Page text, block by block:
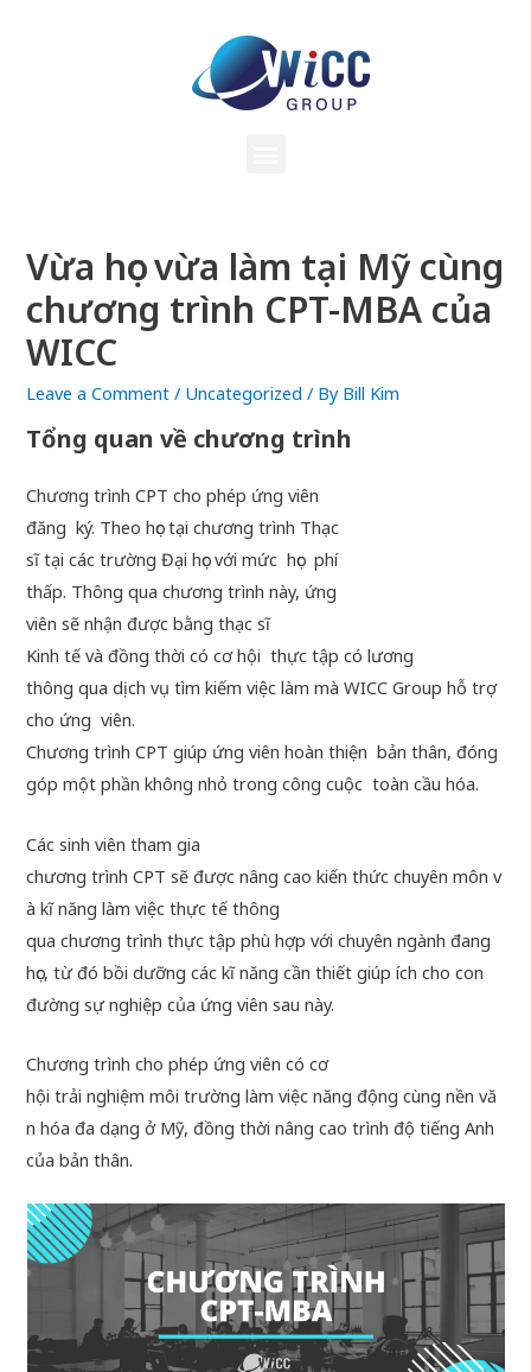
Vừa học vừa làm tại Mỹ cùng
chương trình CPT-MBA của
WICC
Leave a Comment / Uncategorized / By Bill Kim
Tổng quan về chương trình
Chương trình CPT cho phép ứng viên
đăng ký. Theo học tại chương trình Thạc
sĩ tại các trường Đại học với mức học phí
thấp. Thông qua chương trình này, ứng
viên sẽ nhận được bằng thạc sĩ
Kinh tế và đồng thời có cơ hội thực tập có lương
thông qua dịch vụ tìm kiếm việc làm mà WICC Group hỗ trợ
cho ứng viên.
Chương trình CPT giúp ứng viên hoàn thiện bản thân, đóng
góp một phần không nhỏ trong công cuộc toàn cầu hóa.
Các sinh viên tham gia
chương trình CPT sẽ được nâng cao kiến thức chuyên môn v
à kĩ năng làm việc thực tế thông
qua chương trình thực tập phù hợp với chuyên ngành đang
học, từ đó bồi dưỡng các kĩ năng cần thiết giúp ích cho con
đường sự nghiệp của ứng viên sau này.
Chương trình cho phép ứng viên có cơ
hội trải nghiệm môi trường làm việc năng động cùng nền vă
n hóa đa dạng ở Mỹ, đồng thời nâng cao trình độ tiếng Anh
của bản thân.